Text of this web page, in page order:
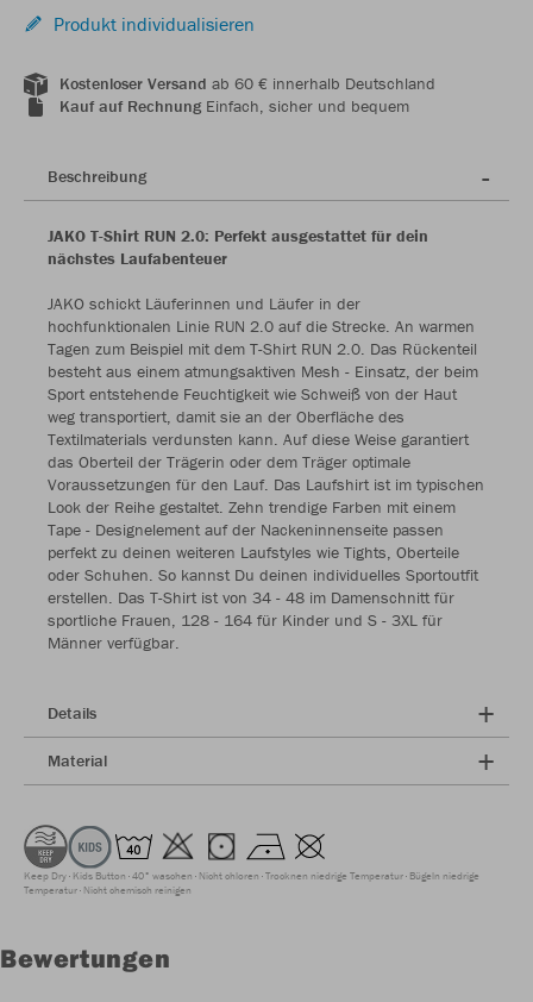
Produkt individualisieren
Kostenloser Versand ab 60 € innerhalb Deutschland
Kauf auf RechnungEinfach, sicher und bequem
Beschreibung
JAKO T-Shirt RUN 2.0: Perfekt ausgestattet für dein
nächstes Laufabenteuer
JAKO schickt Läuferinnen und Läufer in der
hochfunktionalen Linie RUN 2.0 auf die Strecke. An warmen
Tagen zum Beispiel mit dem T-Shirt RUN 2.0. Das Rückenteil
besteht aus einem atmungsaktiven Mesh - Einsatz, der beim
Sport entstehende Feuchtigkeit wie Schweiß von der Haut
weg transportiert, damit sie an der Oberfläche des
Textilmaterials verdunsten kann. Auf diese Weise garantiert
das Oberteil der Trägerin oder dem Träger optimale
Voraussetzungen für den Lauf. Das Laufshirt ist im typischen
Look der Reihe gestaltet. Zehn trendige Farben mit einem
Tape - Designelement auf der Nackeninnenseite passen
perfekt zu deinen weiteren Laufstyles wie Tights, Oberteile
oder Schuhen. So kannst Du deinen individuelles Sportoutfit
erstellen. Das T-Shirt ist von 34 - 48 im Damenschnitt für
sportliche Frauen, 128 - 164 für Kinder und S - 3XL für
Männer verfügbar.
Details
Material
Keep Dry Kids Button 40° waschen Nicht chloren Trocknen niedrige Temperatur Bügeln niedrige
Temperatur Nicht chemisch reinigen
Bewertungen